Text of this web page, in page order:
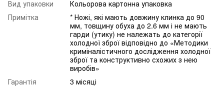
Вид упаковки
Кольорова картонна упаковка
Примітка
* Ножі, які мають довжину клинка до 90
мм, товщину обуха до 2.6 мм і не мають
гарди (утику) не належать до категорії
холодної зброї відповідно до «Методики
криміналістичного дослідження холодної
зброї та конструктивно схожих з нею
виробів»
Гарантія
3 місяці